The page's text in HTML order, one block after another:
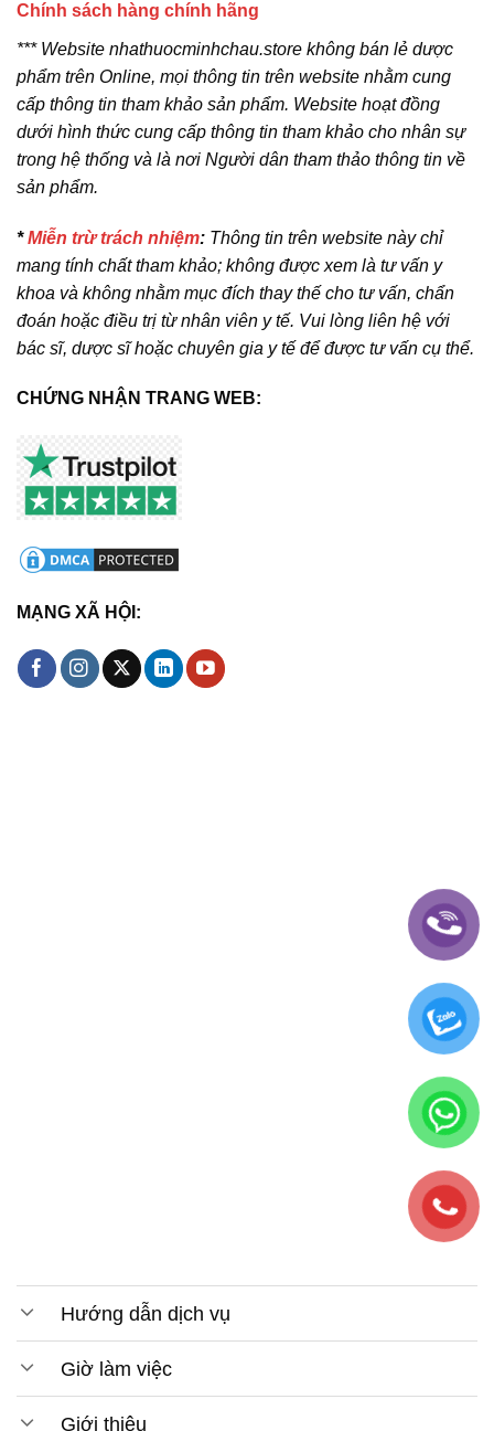
Chính sách hàng chính hãng
*** Website nhathuocminhchau.store không bán lẻ dược
phẩm trên Online, mọi thông tin trên website nhằm cung
cấp thông tin tham khảo sản phẩm. Website hoạt đồng
dưới hình thức cung cấp thông tin tham khảo cho nhân sự
trong hệ thống và là nơi Người dân tham thảo thông tin về
sản phẩm.
*Miễn trừ trách nhiệm: Thông tin trên website này chỉ
mang tính chất tham khảo; không được xem là tư vấn y
khoa và không nhằm mục đích thay thế cho tư vấn, chẩn
đoán hoặc điều trị từ nhân viên y tế. Vui lòng liên hệ với
bác sĩ, dược sĩ hoặc chuyên gia y tế để được tư vấn cụ thể.
CHỨNG NHẬN TRANG WEB:
MẠNG XÃ HỘI:
Hướng dẫn dịch vụ
Giờ làm việc
Giới thiệu